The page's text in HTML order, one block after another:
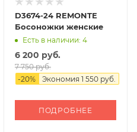
D3674-24 REMONTE
Босоножки женские
Есть в наличии: 4
6 200 руб.
7 750 руб.
-20% Экономия 1 550 руб.
ПОДРОБНЕЕ